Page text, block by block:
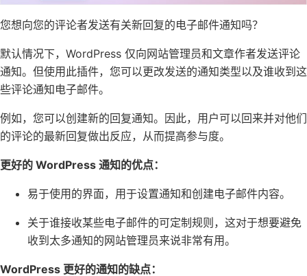
您想向您的评论者发送有关新回复的电子邮件通知吗？
默认情况下，WordPress 仅向网站管理员和文章作者发送评论
通知。但使用此插件，您可以更改发送的通知类型以及谁收到这
些评论通知电子邮件。
例如，您可以创建新的回复通知。因此，用户可以回来并对他们
的评论的最新回复做出反应，从而提高参与度。
更好的 WordPress 通知的优点：
易于使用的界面，用于设置通知和创建电子邮件内容。
关于谁接收某些电子邮件的可定制规则，这对于想要避免
收到太多通知的网站管理员来说非常有用。
WordPress 更好的通知的缺点：